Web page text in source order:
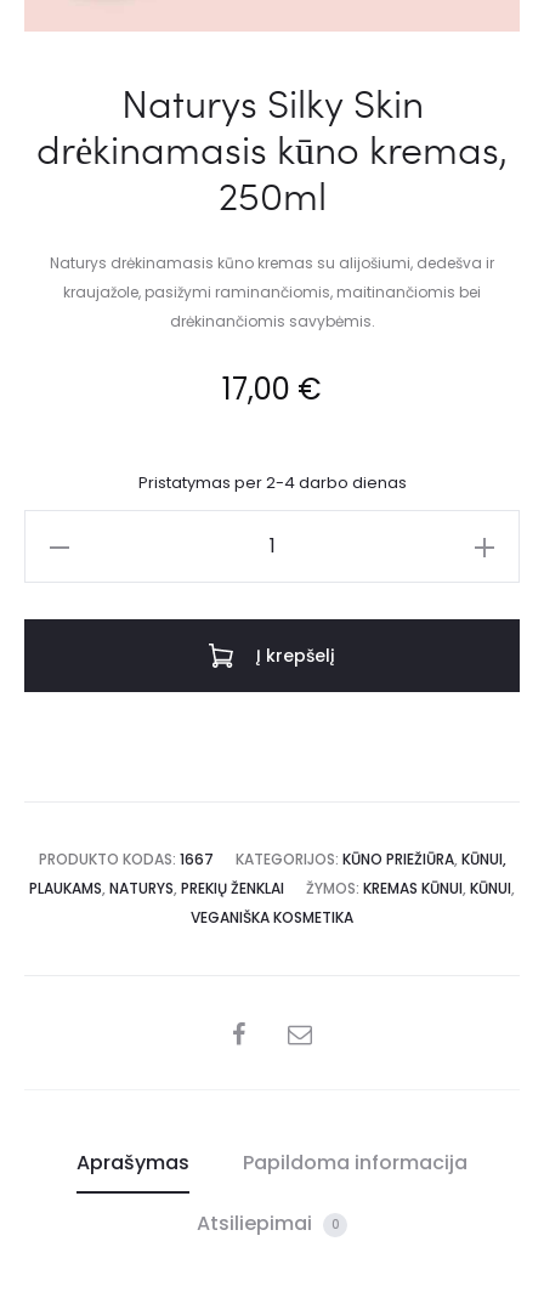
Naturys Silky Skin
drėkinamasis kūno kremas,
250ml
Naturys drėkinamasis kūno kremas su alijošiumi, dedešva ir
kraujažole, pasižymi raminančiomis, maitinančiomis bei
drėkinančiomis savybėmis.
17,00 €
Pristatymas per 2-4 darbo dienas
Į krepšelį
PRODUKTO KODAS: 1667 KATEGORIJOS: KŪNO PRIEŽIŪRA, KŪNUI,
PLAUKAMS, NATURYS, PREKIŲ ŽENKLAI ŽYMOS: KREMAS KŪNUI, KŪNUI,
VEGANIŠKA KOSMETIKA
Aprašymas Papildoma informacija
Atsiliepimai 0